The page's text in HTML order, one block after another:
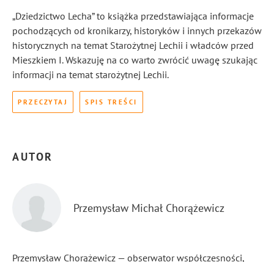
„Dziedzictwo Lecha” to książka przedstawiająca informacje
pochodzących od kronikarzy, historyków i innych przekazów
historycznych na temat Starożytnej Lechii i władców przed
Mieszkiem I. Wskazuję na co warto zwrócić uwagę szukając
informacji na temat starożytnej Lechii.
PRZECZYTAJ SPIS TREŚCI
AUTOR
Przemysław Michał Chorążewicz
Przemysław Chorążewicz — obserwator współczesności,